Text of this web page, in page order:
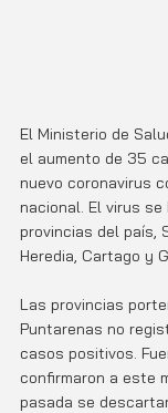
El Ministerio de
el aumento de 35
nuevo coronavirus
nacional. El virus
provincias del país,
Heredia, Cartago y
Las provincias
Puntarenas no
casos positivos.
confirmaron a este
pasada se